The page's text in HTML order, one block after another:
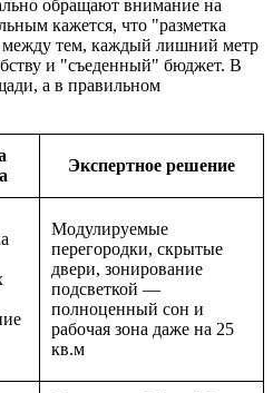
обращают внимание на
кажется, что "разметка
тем, каждый лишний метр
и "съеденный" бюджет. В
а в правильном
Экспертное решение
Модулируемые
перегородки, скрытые
двери, зонирование
подсветкой —
полноценный сон и
рабочая зона даже на 25
кв.м